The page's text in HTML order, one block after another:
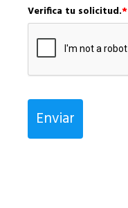
Verifica tu solicitud.*
Enviar